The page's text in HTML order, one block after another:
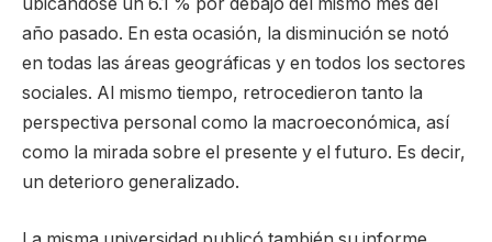
año pasado. En esta ocasión, la disminución se notó
en todas las áreas geográficas y en todos los sectores
sociales. Al mismo tiempo, retrocedieron tanto la
perspectiva personal como la macroeconómica, así
como la mirada sobre el presente y el futuro. Es decir,
un deterioro generalizado.